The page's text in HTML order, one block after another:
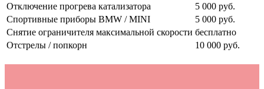
Отключение прогрева катализатора
5 000 руб.
Спортивные приборы BMW / MINI
5 000 руб.
Снятие ограничителя максимальной скорости бесплатно
Отстрелы / попкорн
10 000 руб.